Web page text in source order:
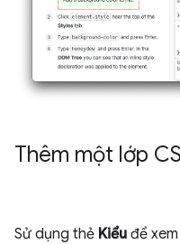
Thêm một lớp
Sử dụng thẻ Kiểu để